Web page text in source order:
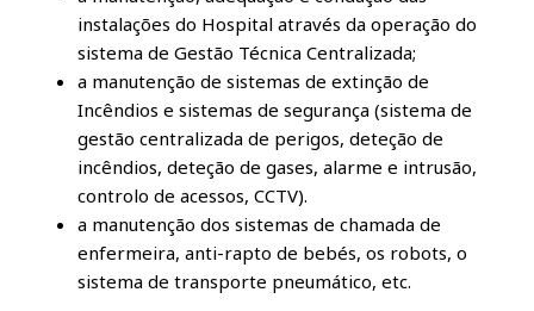
instalações do Hospital através da operação do
sistema de Gestão Técnica Centralizada;
a manutenção de sistemas de extinção de
Incêndios e sistemas de segurança (sistema de
gestão centralizada de perigos, deteção de
incêndios, deteção de gases, alarme e intrusão,
controlo de acessos, CCTV).
a manutenção dos sistemas de chamada de
enfermeira, anti-rapto de bebés, os robots, o
sistema de transporte pneumático, etc.